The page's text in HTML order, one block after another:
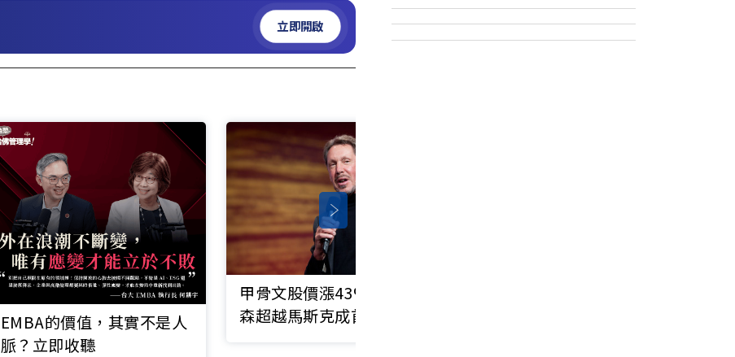
立即開啟
EMBA的價值，其實不是人
脈？立即收聽
甲骨文股價漲43%，艾里
森超越馬斯克成首富！後續